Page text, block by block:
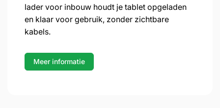
lader voor inbouw houdt je tablet opgeladen
en klaar voor gebruik, zonder zichtbare
kabels.
Meer informatie